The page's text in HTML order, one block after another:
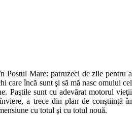
Postul Mare: patruzeci de zile pentru a
care încă sunt şi să mă nasc omului cel
Paştile sunt cu adevărat motorul vieţii
a trece din plan de conştiinţă în
cu totul şi cu totul nouă.